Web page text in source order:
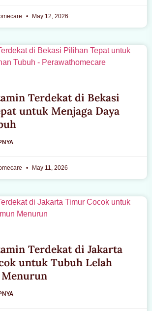
May 12, 2026
Terdekat di Bekasi
untuk Menjaga Daya
May 11, 2026
Terdekat di Jakarta
untuk Tubuh Lelah